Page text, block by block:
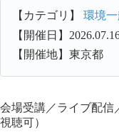
【カテゴリ】 環境
【開催日】
【開催地】東京都
会場受講／ライブ配信
視聴可）